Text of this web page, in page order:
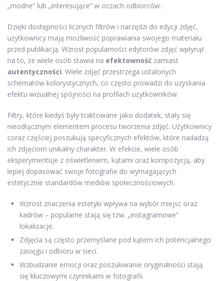
„modne” lub „interesujące” w oczach odbiorców.
Dzięki dostępności licznych filtrów i narzędzi do edycji zdjęć,
użytkownicy mają możliwość poprawiania swojego materiału
przed publikacją. Wzrost popularności edytorów zdjęć wpłynął
na to, że wiele osób stawia na efektowność zamiast
autentyczności. Wiele zdjęć przestrzega ustalonych
schematów kolorystycznych, co często prowadzi do uzyskania
efektu wizualnej spójności na profilach użytkowników.
Filtry, które kiedyś były traktowane jako dodatek, stały się
nieodłącznym elementem procesu tworzenia zdjęć. Użytkownicy
coraz częściej poszukują specyficznych efektów, które nadadzą
ich zdjęciom unikalny charakter. W efekcie, wiele osób
eksperymentuje z oświetleniem, kątami oraz kompozycją, aby
lepiej dopasować swoje fotografie do wymagających
estetycznie standardów mediów społecznościowych.
Wzrost znaczenia estetyki wpływa na wybór miejsc oraz
kadrów – popularne stają się tzw. „instagramowe”
lokalizacje.
Zdjęcia są często przemyślane pod kątem ich potencjalnego
zasięgu i odbioru w sieci.
Wzbudzanie emocji oraz poszukiwanie oryginalności stają
się kluczowymi czynnikami w fotografii.